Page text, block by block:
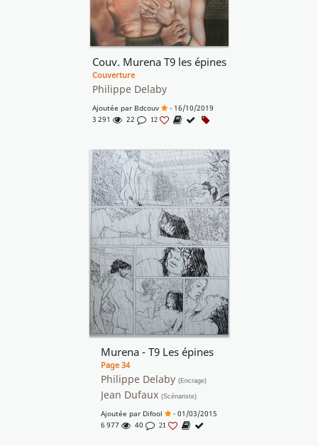
Couv. Murena T9 les épines
Couverture
Philippe Delaby
Ajoutée par Bdcouv
- 16/10/2019
3 291
22 12
Murena - T9 Les épines
Page 34
Philippe Delaby (Encrage)
Jean Dufaux (Scénariste)
Ajoutée par Difool
- 01/03/2015
6 977
40 21